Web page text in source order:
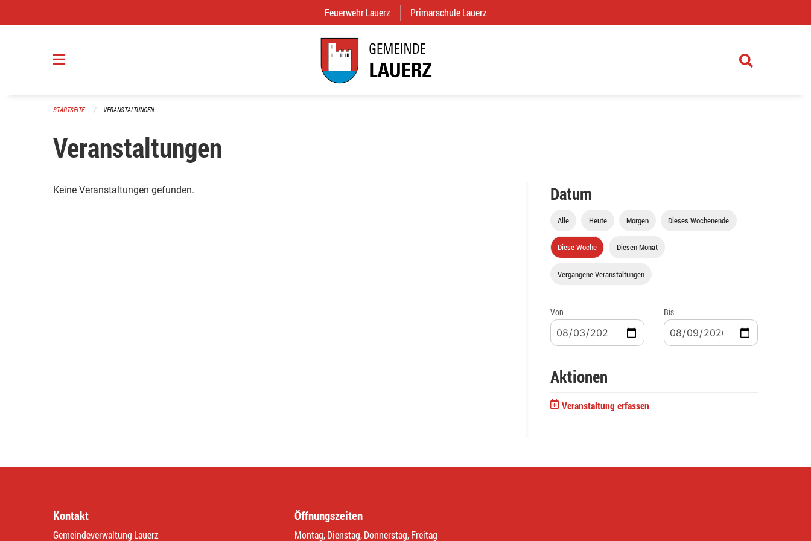
Feuerwehr Lauerz (External Link)
Primarschule Lauerz
STARTSEITE VERANSTALTUNGEN
Veranstaltungen
Keine Veranstaltungen gefunden. Datum
Alle Heute Morgen Dieses Wochenende
Diese Woche Diesen Monat
Vergangene Veranstaltungen
Von Bis
Aktionen
Veranstaltung erfassen
Kontakt
Gemeindeverwaltung Lauerz
Öffnungszeiten
Montag, Dienstag, Donnerstag, Freitag